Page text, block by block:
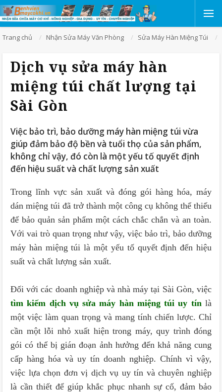
Trang chủ Nhận Sửa Máy Văn Phòng Sửa Máy Hàn Miệng Túi
Dịch vụ sửa máy hàn
miệng túi chất lượng tại
Sài Gòn
Việc bảo trì, bảo dưỡng máy hàn miệng túi vừa
giúp đảm bảo độ bền và tuổi thọ của sản phẩm,
không chỉ vậy, đó còn là một yếu tố quyết định
đến hiệu suất và chất lượng sản xuất
Trong lĩnh vực sản xuất và đóng gói hàng hóa, máy
dán miệng túi đã trở thành một công cụ không thể thiếu
để bảo quản sản phẩm một cách chắc chắn và an toàn.
Với vai trò quan trọng như vậy, việc bảo trì, bảo dưỡng
máy hàn miệng túi là một yếu tố quyết định đến hiệu
suất và chất lượng sản xuất.
Đối với các doanh nghiệp và nhà máy tại Sài Gòn, việc
tìm kiếm dịch vụ sửa máy hàn miệng túi uy tínlà
một việc làm quan trọng và mang tính chiến lược. Chỉ
cần một lỗi nhỏ xuất hiện trong máy, quy trình đóng
gói có thể bị gián đoạn ảnh hưởng đến khả năng cung
cấp hàng hóa và uy tín doanh nghiệp. Chính vì vậy,
việc lựa chọn đơn vị dịch vụ uy tín và chuyên nghiệp
là cần thiết để giúp khắc phục nhanh sự cố, đảm bảo